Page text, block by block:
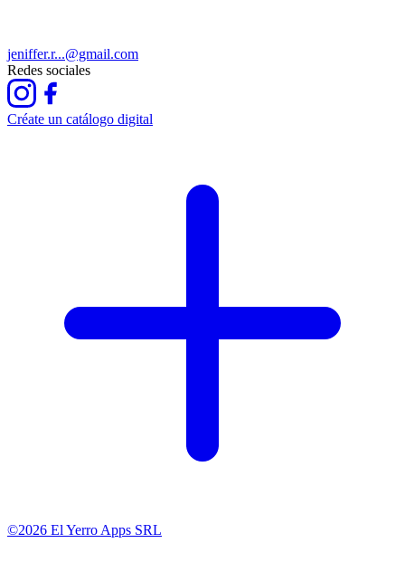
jeniffer.r...@gmail.com
Redes sociales
Créate un catálogo digital
©2026 El Yerro Apps SRL